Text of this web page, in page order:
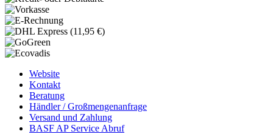
Website
Kontakt
Beratung
Händler / Großmengenanfrage
Versand und Zahlung
BASF AP Service Abruf